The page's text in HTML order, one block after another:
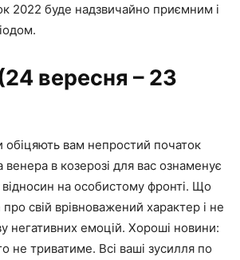
2022 буде надзвичайно приємним і
вересня – 23
обіцяють вам непростий початок
венера в козерозі для вас ознаменує
на особистому фронті. Що
про свій врівноважений характер і не
негативних емоцій. Хороші новини:
не триватиме. Всі ваші зусилля по